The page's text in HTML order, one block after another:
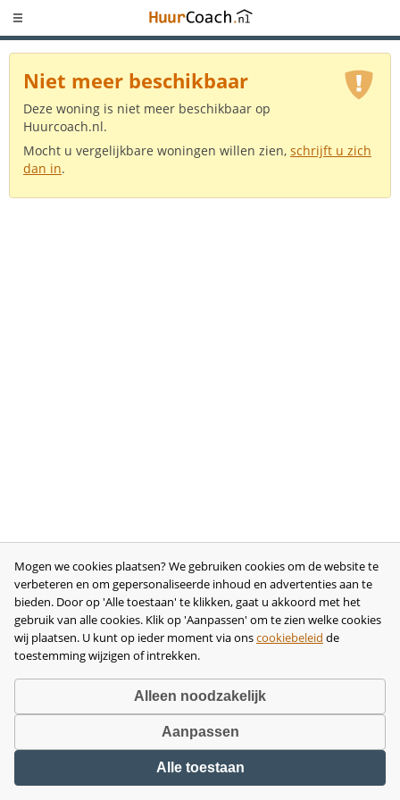
Niet meer beschikbaar
Deze woning is niet meer beschikbaar op
Huurcoach.nl.
Mocht u vergelijkbare woningen willen zien, schrijft u zich
dan in.
disclaimer•privacy- en cookiebeleid
voorwaarden•herroeping•bedrijfsgegevens
Mogen we cookies plaatsen? We gebruiken cookies om de website te
verbeteren en om gepersonaliseerde inhoud en advertenties aan te
bieden. Door op 'Alle toestaan' te klikken, gaat u akkoord met het
gebruik van alle cookies. Klik op 'Aanpassen' om te zien welke cookies
wij plaatsen. U kunt op ieder moment via onscookiebeleid de
toestemming wijzigen of intrekken.
Alleen noodzakelijk
Aanpassen
Alle toestaan